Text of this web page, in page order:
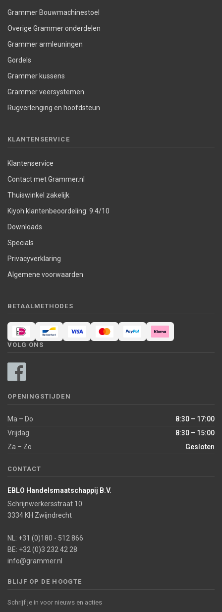
Grammer Bouwmachinestoel
Overige Grammer onderdelen
Grammer armleuningen
Gordels
Grammer kussens
Grammer veersystemen
Rugverlenging en hoofdsteun
KLANTENSERVICE
Klantenservice
Contact met Grammer.nl
Thuiswinkel zakelijk
Kiyoh klantenbeoordeling: 9.4/10
Downloads
Specials
Privacyverklaring
Algemene voorwaarden
BETAALMETHODES
VOLG ONS
OPENINGSTIJDEN
Ma – Do
8:30 – 17:00
Vrijdag
8:30 – 15:00
Za – Zo
Gesloten
CONTACT
EBLO Handelsmaatschappij B.V.
Schrijnwerkersstraat 10
3334 KH Zwijndrecht
NL: +31 (0)180 - 512 866
BE: +32 (0)3 232 42 28
info@grammer.nl
BLIJF OP DE HOOGTE
Schrijf je in voor nieuws en acties